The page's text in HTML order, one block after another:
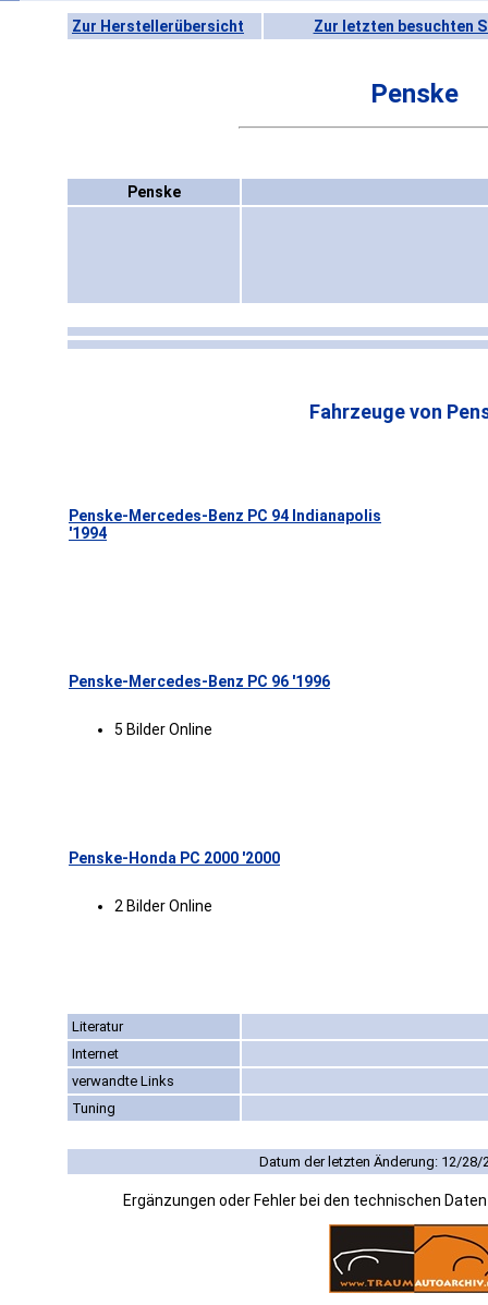
Zur Herstellerübersicht Zur letzten besuchten
Penske
Penske
Fahrzeuge von
Penske-Mercedes-Benz PC 94 Indianapolis
'1994
Penske-Mercedes-Benz PC 96 '1996
5 Bilder Online
Penske-Honda PC 2000 '2000
2 Bilder Online
Literatur
Internet
verwandte Links
Tuning
Datum der letzten Änderung: 12/28/
Ergänzungen oder Fehler bei den technischen